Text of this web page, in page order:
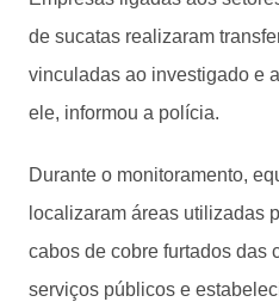
de sucatas realizaram
vinculadas ao investigado e
ele, informou a polícia.
Durante o monitoramento,
localizaram áreas utilizadas
cabos de cobre furtados das
serviços públicos e